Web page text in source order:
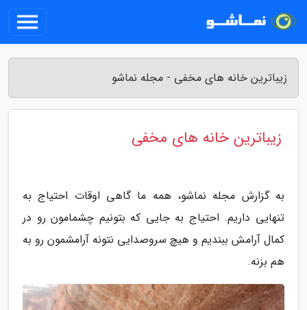
زیباترین خانه های مخفی - مجله نماشو
زیباترین خانه های مخفی
به گزارش مجله نماشو، همه ما گاهی اوقات احتیاج به
تنهایی داریم. احتیاج به جایی که بتونیم چشمامون رو در
کمال آرامش ببندیم و هیچ سروصدایی نتونه آرامشمون رو به
هم بزنه.